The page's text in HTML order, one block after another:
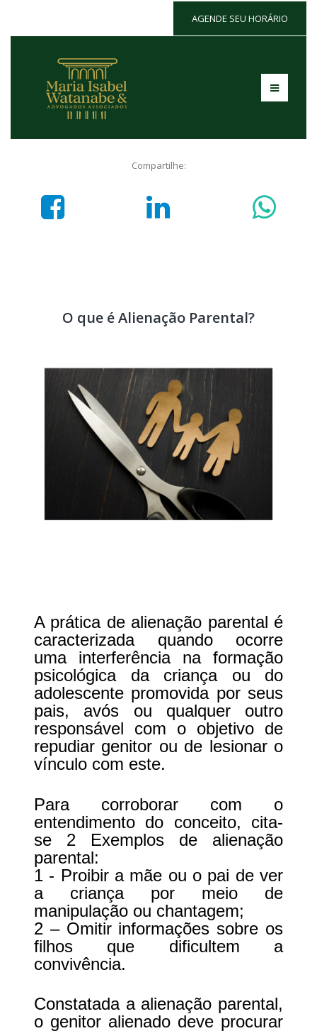
AGENDE SEU HORÁRIO
Compartilhe:
O que é Alienação Parental?
A prática de alienação parental é
caracterizada quando ocorre
uma interferência na formação
psicológica da criança ou do
adolescente promovida por seus
pais, avós ou qualquer outro
responsável com o objetivo de
repudiar genitor ou de lesionar o
vínculo com este.
Para corroborar com o
entendimento do conceito, cita-
se 2 Exemplos de alienação
parental:
1 - Proibir a mãe ou o pai de ver
a criança por meio de
manipulação ou chantagem;
2 – Omitir informações sobre os
filhos que dificultem a
convivência.
Constatada a alienação parental,
o genitor alienado deve procurar